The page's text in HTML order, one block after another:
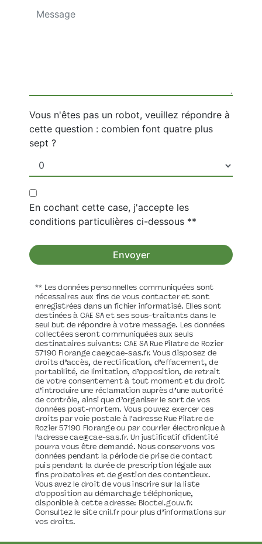
Vous n'êtes pas un robot, veuillez répondre à
cette question : combien font quatre plus
sept ?
En cochant cette case, j'accepte les
conditions particulières ci-dessous **
Envoyer
** Les données personnelles communiquées sont
nécessaires aux fins de vous contacter et sont
enregistrées dans un fichier informatisé. Elles sont
destinées à CAE SA et ses sous-traitants dans le
seul but de répondre à votre message. Les données
collectées seront communiquées aux seuls
destinataires suivants: CAE SA Rue Pilatre de Rozier
57190 Florange cae@cae-sas.fr. Vous disposez de
droits d’accès, de rectification, d’effacement, de
portabilité, de limitation, d’opposition, de retrait
de votre consentement à tout moment et du droit
d’introduire une réclamation auprès d’une autorité
de contrôle, ainsi que d’organiser le sort de vos
données post-mortem. Vous pouvez exercer ces
droits par voie postale à l'adresse Rue Pilatre de
Rozier 57190 Florange ou par courrier électronique à
l'adresse cae@cae-sas.fr. Un justificatif d'identité
pourra vous être demandé. Nous conservons vos
données pendant la période de prise de contact
puis pendant la durée de prescription légale aux
fins probatoires et de gestion des contentieux.
Vous avez le droit de vous inscrire sur la liste
d'opposition au démarchage téléphonique,
disponible à cette adresse: Bloctel.gouv.fr.
Consultez le site cnil.fr pour plus d’informations sur
vos droits.